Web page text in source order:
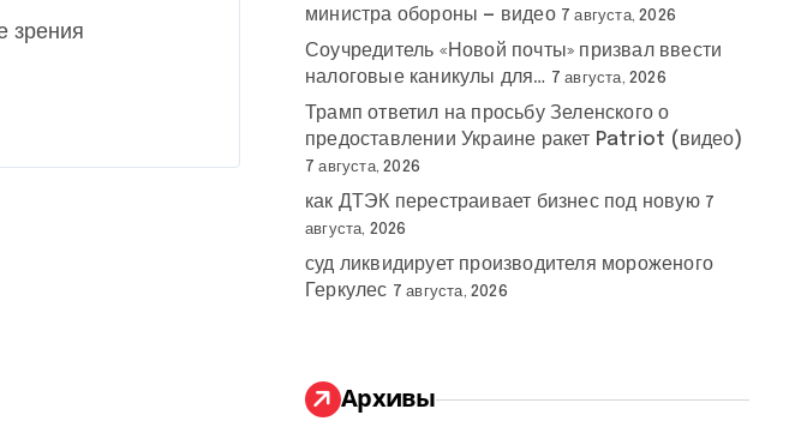
министра обороны — видео 7 августа, 2026
Соучредитель «Новой почты» призвал ввести
налоговые каникулы для… 7 августа, 2026
Трамп ответил на просьбу Зеленского о
предоставлении Украине ракет Patriot (видео)
7 августа, 2026
как ДТЭК перестраивает бизнес под новую 7
августа, 2026
суд ликвидирует производителя мороженого
Геркулес 7 августа, 2026
Архивы